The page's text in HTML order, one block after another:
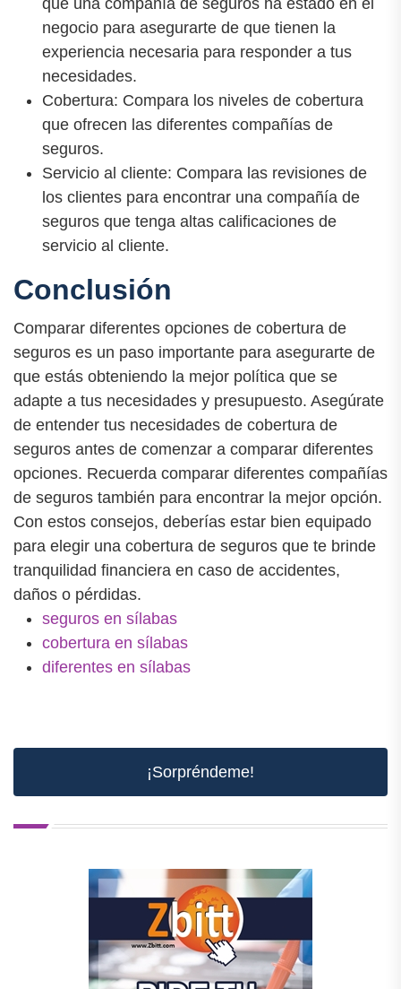
negocio para asegurarte de que tienen la
experiencia necesaria para responder a tus
necesidades.
Cobertura: Compara los niveles de cobertura
que ofrecen las diferentes compañías de
seguros.
Servicio al cliente: Compara las revisiones de
los clientes para encontrar una compañía de
seguros que tenga altas calificaciones de
servicio al cliente.
Conclusión
Comparar diferentes opciones de cobertura de
seguros es un paso importante para asegurarte de
que estás obteniendo la mejor política que se
adapte a tus necesidades y presupuesto. Asegúrate
de entender tus necesidades de cobertura de
seguros antes de comenzar a comparar diferentes
opciones. Recuerda comparar diferentes compañías
de seguros también para encontrar la mejor opción.
Con estos consejos, deberías estar bien equipado
para elegir una cobertura de seguros que te brinde
tranquilidad financiera en caso de accidentes,
daños o pérdidas.
seguros en sílabas
cobertura en sílabas
diferentes en sílabas
¡Sorpréndeme!